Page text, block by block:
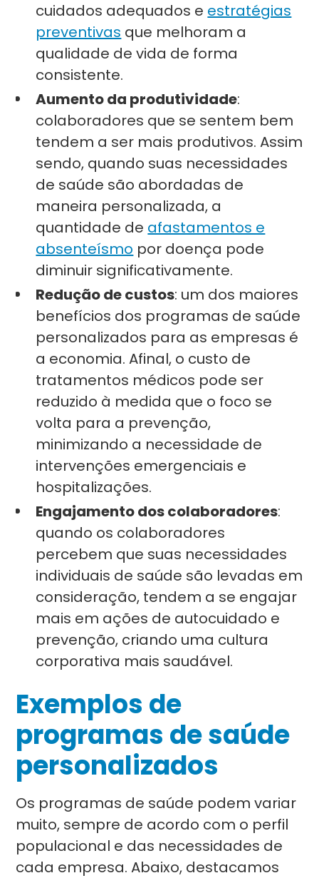
cuidados adequados e estratégias
preventivas que melhoram a
qualidade de vida de forma
consistente.
Aumento da produtividade:
colaboradores que se sentem bem
tendem a ser mais produtivos. Assim
sendo, quando suas necessidades
de saúde são abordadas de
maneira personalizada, a
quantidade de afastamentos e
absenteísmo por doença pode
diminuir significativamente.
Redução de custos: um dos maiores
benefícios dos programas de saúde
personalizados para as empresas é
a economia. Afinal, o custo de
tratamentos médicos pode ser
reduzido à medida que o foco se
volta para a prevenção,
minimizando a necessidade de
intervenções emergenciais e
hospitalizações.
Engajamento dos colaboradores:
quando os colaboradores
percebem que suas necessidades
individuais de saúde são levadas em
consideração, tendem a se engajar
mais em ações de autocuidado e
prevenção, criando uma cultura
corporativa mais saudável.
Exemplos de
programas de saúde
personalizados
Os programas de saúde podem variar
muito, sempre de acordo com o perfil
populacional e das necessidades de
cada empresa. Abaixo, destacamos